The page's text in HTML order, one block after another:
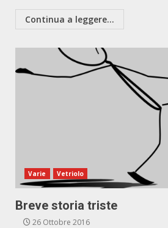
Continua a leggere...
Varie Vetriolo
Breve storia triste
26 Ottobre 2016